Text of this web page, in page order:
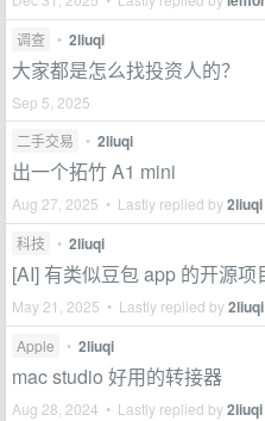
调查 • 2liuqi
大家都是怎么找投资人的？
Sep 5, 2025
二手交易
• 2liuqi
出一个拓竹 A1 mini
Aug 27, 2025 • Lastly replied by2liuqi
科技 • 2liuqi
[AI] 有类似豆包 app 的开源项
May 21, 2025 • Lastly replied by2liuqi
Apple • 2liuqi
mac studio 好用的转接器
Aug 28, 2024 • Lastly replied by2liuqi